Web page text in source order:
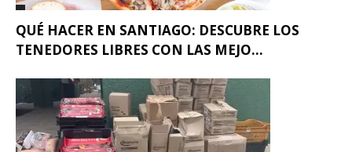
QUÉ HACER EN SANTIAGO: DESCUBRE LOS
TENEDORES LIBRES CON LAS MEJO...